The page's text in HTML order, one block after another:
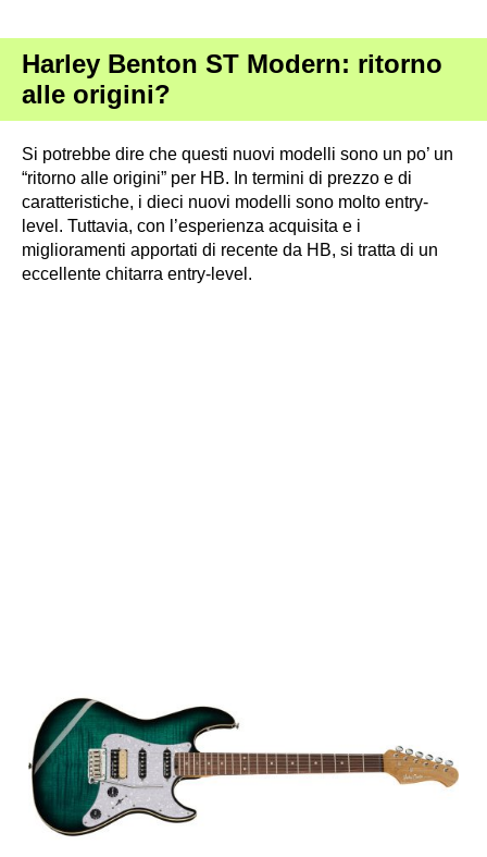
Harley Benton ST Modern: ritorno
alle origini?
Si potrebbe dire che questi nuovi modelli sono un po’ un
“ritorno alle origini” per HB. In termini di prezzo e di
caratteristiche, i dieci nuovi modelli sono molto entry-
level. Tuttavia, con l’esperienza acquisita e i
miglioramenti apportati di recente da HB, si tratta di un
eccellente chitarra entry-level.